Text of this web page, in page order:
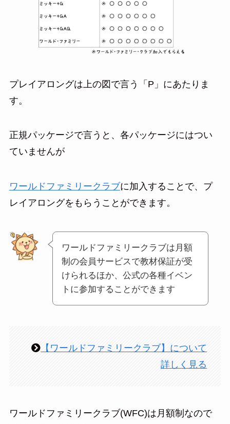
プレイアロングは上の図で言う「P」にあたりま
す。
正規パッケージで言うと、各パッケージにはつい
ていませんが
ワールドファミリークラブに加入することで、プ
レイアロングをもらうことができます。
ワールドファミリークラブは月額
制の会員サービスで教材保証が受
けられるほか、公式の各種イベン
トに参加することができます
【ワールドファミリークラブ】について
詳しく見る
ワールドファミリークラブ(WFC)は月額制なので